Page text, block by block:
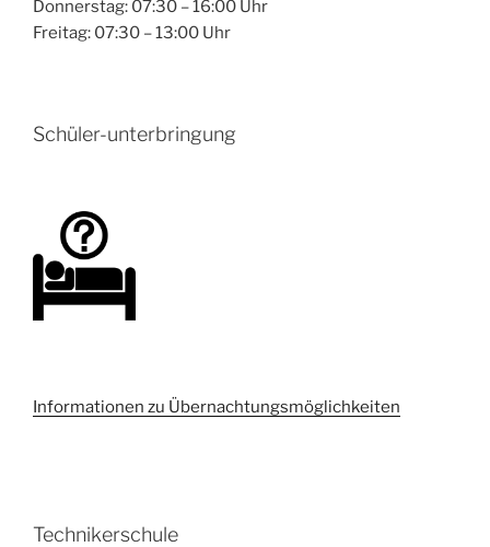
Donnerstag: 07:30 – 16:00 Uhr
Freitag: 07:30 – 13:00 Uhr
Schüler-unterbringung
Informationen zu Übernachtungsmöglichkeiten
Technikerschule